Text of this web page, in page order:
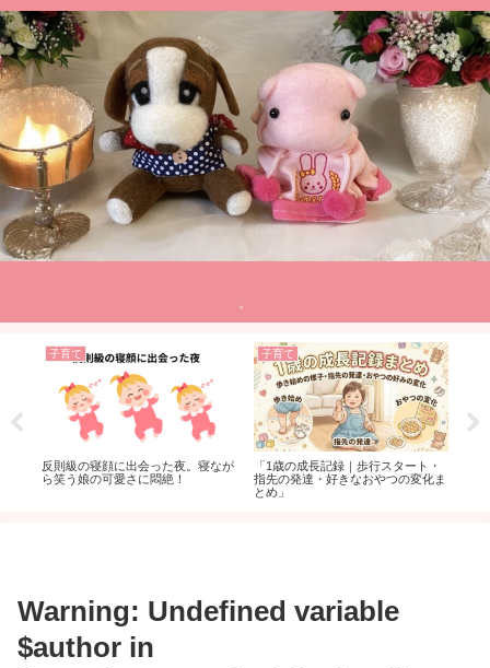
。
子育て
反則級の寝顔に出会った夜。寝なが
ら笑う娘の可愛さに悶絶！
子育て
「1歳の成長記録｜歩行スタート・
指先の発達・好きなおやつの変化ま
とめ」
Warning: Undefined variable
$author in